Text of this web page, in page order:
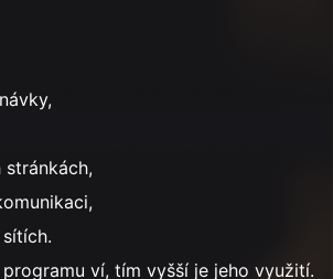
ví, tím vyšší je jeho využití.